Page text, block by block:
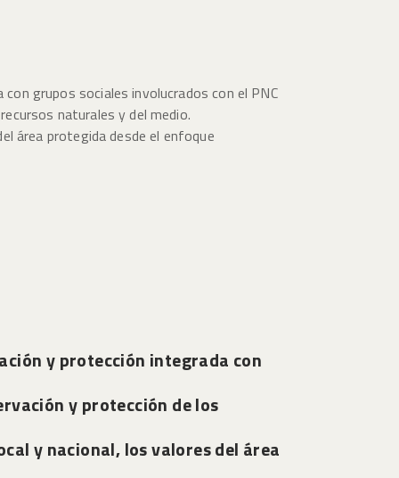
grupos sociales involucrados con el PNC
naturales y del medio.
área protegida desde el enfoque
y protección integrada con
y protección de los
y nacional, los valores del área